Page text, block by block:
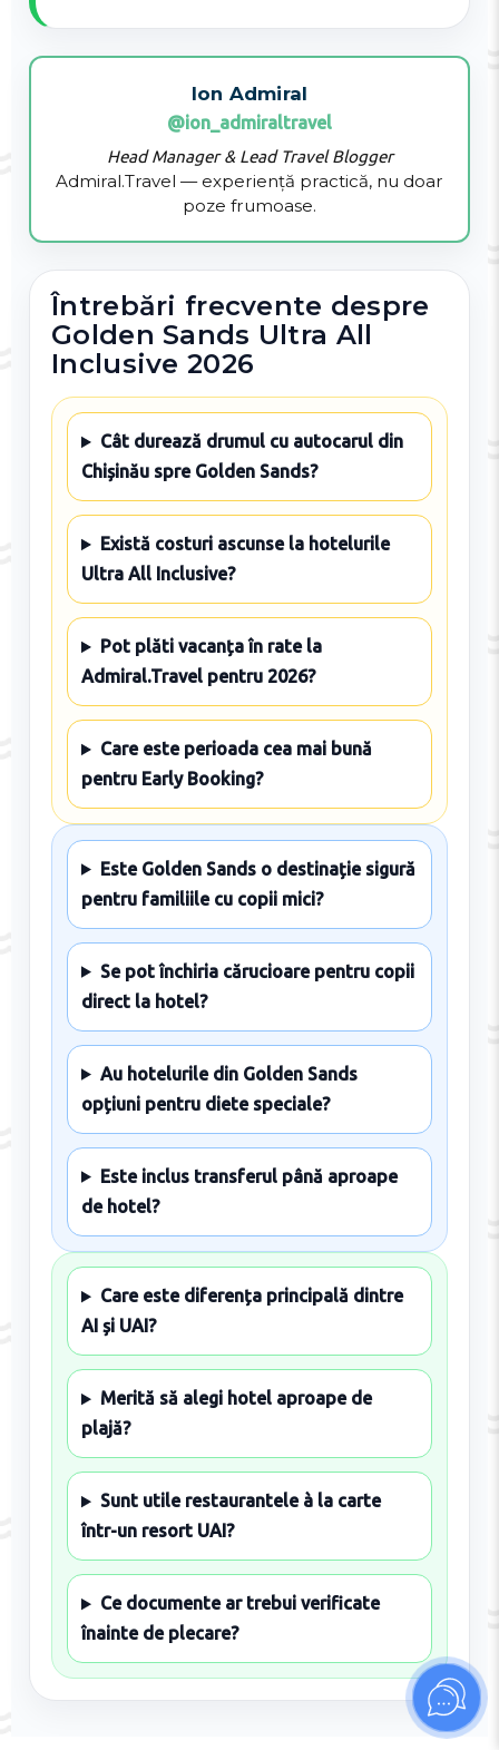
Ion Admiral
@ion_admiraltravel
Head Manager & Lead Travel Blogger
Admiral.Travel — experiență practică, nu doar
poze frumoase.
Întrebări frecvente despre
Golden Sands Ultra All
Inclusive 2026
Cât durează drumul cu autocarul din
Chișinău spre Golden Sands?
Există costuri ascunse la hotelurile
Ultra All Inclusive?
Pot plăti vacanța în rate la
Admiral.Travel pentru 2026?
Care este perioada cea mai bună
pentru Early Booking?
Este Golden Sands o destinație sigură
pentru familiile cu copii mici?
Se pot închiria cărucioare pentru copii
direct la hotel?
Au hotelurile din Golden Sands
opțiuni pentru diete speciale?
Este inclus transferul până aproape
de hotel?
Care este diferența principală dintre
AI și UAI?
Merită să alegi hotel aproape de
plajă?
Sunt utile restaurantele à la carte
într-un resort UAI?
Ce documente ar trebui verificate
înainte de plecare?